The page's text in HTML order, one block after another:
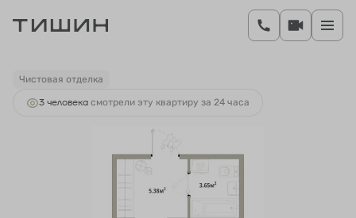
Студия30.12 м 2
5 180 640 руб.
Ипотекаот 20 024 руб.
Чистовая отделка
3 человекa смотрели эту квартиру за 24 часа